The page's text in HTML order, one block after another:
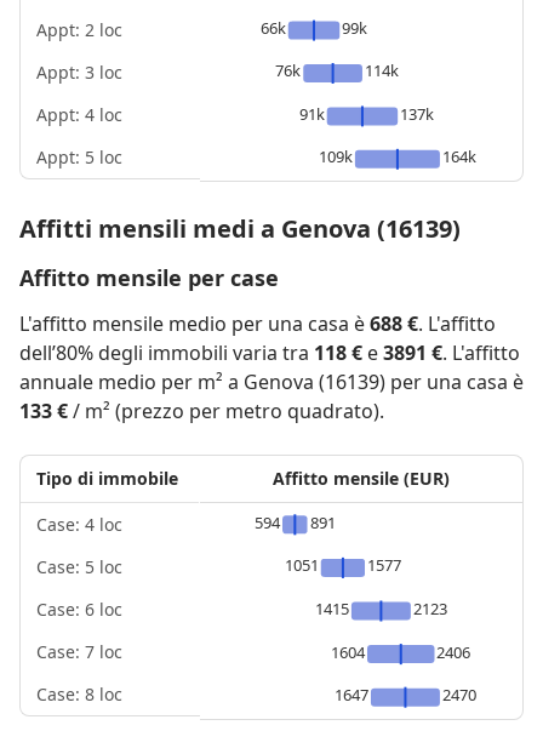
Appt: 2 loc
Appt: 3 loc
Appt: 4 loc
Appt: 5 loc
66k
99k
76k
114k
91k
137k
109k
164k
Affitti mensili medi a Genova (16139)
Affitto mensile per case
L'affitto mensile medio per una casa è688 €. L'affitto
dell’80% degli immobili varia tra 118 € e3891 €. L'affitto
annuale medio per m² a Genova (16139) per una casa è
133 €/ m² (prezzo per metro quadrato).
Tipo di immobile
Case: 4 loc
Case: 5 loc
Case: 6 loc
Case: 7 loc
Case: 8 loc
Affitto mensile (EUR)
594
891
1051
1577
1415
2123
1604
2406
1647
2470